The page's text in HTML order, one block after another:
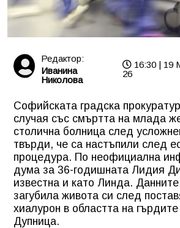
Редактор:
Иванина
Николова
16:30 | 19
26
Софийската градска
случая със смъртта на млада
столична болница след
твърди, че са настъпили след
процедура. По неофициална
дума за 36-годишната Лидия
известна и като Линда.
загубила живота си след
хиалурон в областта на
Дупница.